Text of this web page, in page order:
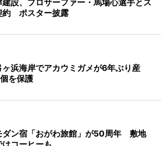
約 ポスター披露
ヶ浜海岸でアカウミガメが6年ぶり産
を保護
ダン宿「おがわ旅館」が50周年 敷地
コーヒーも